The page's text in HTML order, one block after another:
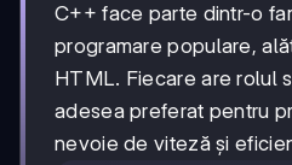
C++ face parte dintr-o
programare populare,
HTML. Fiecare are rolul
adesea preferat pentru
nevoie de viteză și